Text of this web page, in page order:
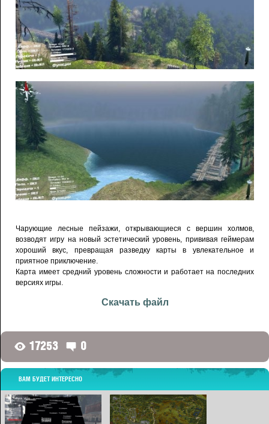
Чарующие лесные пейзажи, открывающиеся с вершин холмов,
возводят игру на новый эстетический уровень, прививая геймерам
хороший вкус, превращая разведку карты в увлекательное и
приятное приключение.
Карта имеет средний уровень сложности и работает на последних
версиях игры.
Скачать файл
G 17253 D 0
ВАМ БУДЕТ ИНТЕРЕСНО